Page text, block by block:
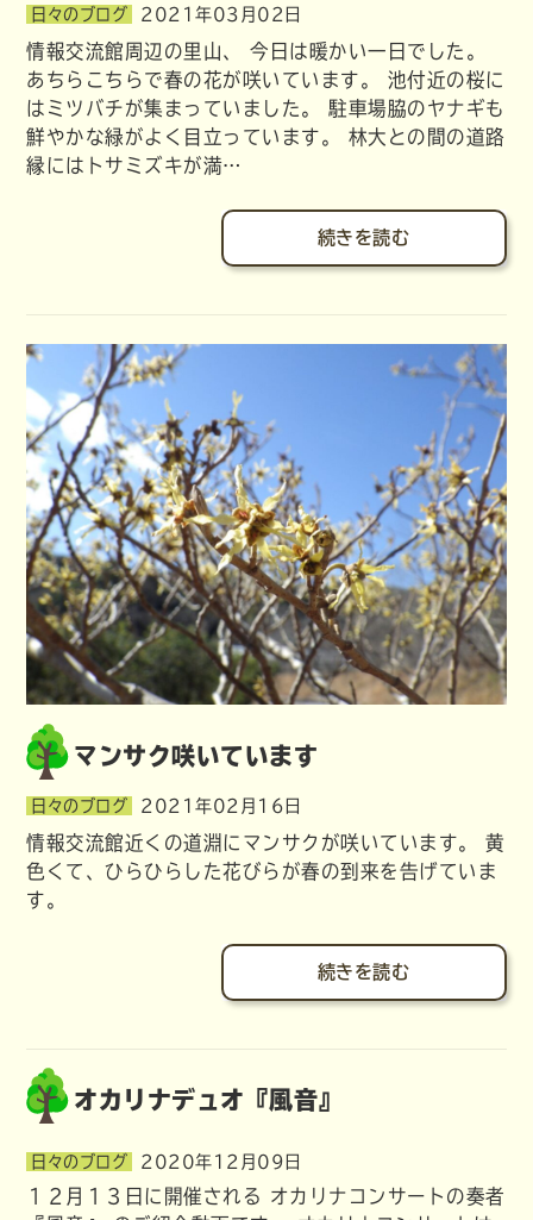
日々のブログ 2021年03月02日
情報交流館周辺の里山、 今日は暖かい一日でした。
あちらこちらで春の花が咲いています。 池付近の桜に
はミツバチが集まっていました。 駐車場脇のヤナギも
鮮やかな緑がよく目立っています。 林大との間の道路
縁にはトサミズキが満…
続きを読む
マンサク咲いています
日々のブログ 2021年02月16日
情報交流館近くの道淵にマンサクが咲いています。 黄
色くて、ひらひらした花びらが春の到来を告げていま
す。
続きを読む
オカリナデュオ『風音』
日々のブログ 2020年12月09日
１２月１３日に開催される オカリナコンサートの奏者